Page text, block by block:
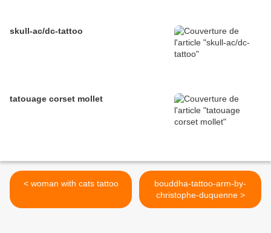
skull-ac/dc-tattoo
tatouage corset mollet
< woman with cats tattoo
bouddha-tattoo-arm-by-
christophe-duquenne >